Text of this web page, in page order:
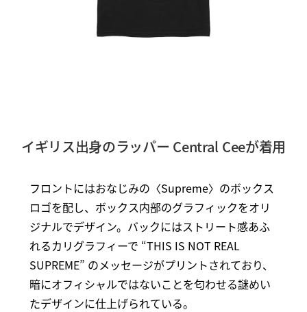
イギリス出身のラッパー Central Ceeが着用
フロントにはおなじみの〈Supreme〉のボックス
ロゴを配し、ボックス内部のグラフィックをオリ
ジナルでデザイン。バックにはストリート感あふ
れるカリグラフィーで “THIS IS NOT REAL
SUPREME” のメッセージがプリントされており、
暗にオフィシャルではないことを匂わせる謎めい
たデザインに仕上げられている。